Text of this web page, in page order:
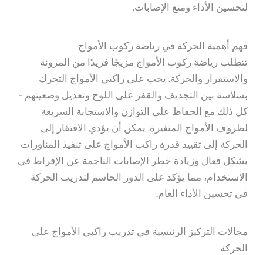
لتحسين الأداء ومنع الإصابات.
فهم أهمية الحركة في رياضة ركوب الأمواج
تتطلب رياضة ركوب الأمواج مزيجًا فريدًا من المرونة
والاستقرار والحركة. يجب على راكبي الأمواج التحرك
بسلاسة بين التجديف والقفز على اللوح وتعديل وضعيتهم -
كل ذلك مع الحفاظ على التوازن والاستجابة السريعة
لظروف الأمواج المتغيرة. يمكن أن يؤدي الافتقار إلى
الحركة إلى تقييد قدرة راكب الأمواج على تنفيذ المناورات
بشكل فعال وزيادة خطر الإصابات الناجمة عن الإفراط في
الاستخدام، مما يؤكد على الدور الحاسم لتدريب الحركة
في تحسين الأداء العام.
مجالات التركيز الرئيسية في تدريب راكبي الأمواج على
الحركة